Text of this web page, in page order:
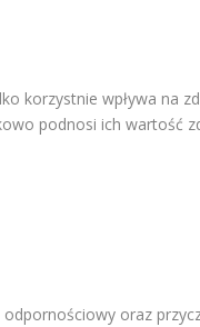
korzystnie wpływa na
podnosi ich wartość
oraz